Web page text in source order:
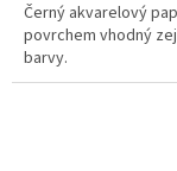
Černý akvarelový
povrchem vhodný
barvy.